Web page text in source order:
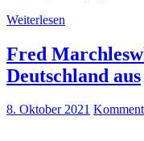
Weiterlesen
Fred
Deutschland aus
8. Oktober 2021